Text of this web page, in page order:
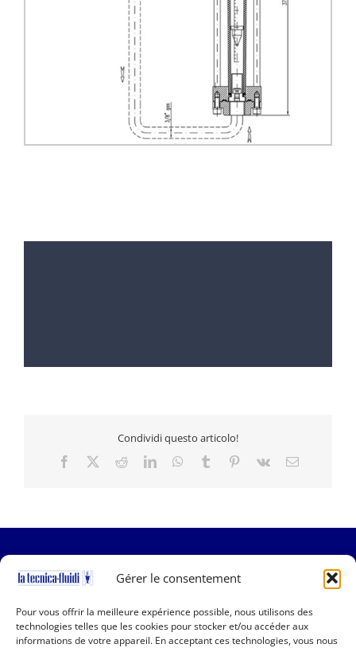
Gérer le consentement
Pour vous offrir la meilleure expérience possible, nous utilisons des
technologies telles que les cookies pour stocker et/ou accéder aux
informations de votre appareil. En acceptant ces technologies, vous nous
Condividi questo articolo!
Facebook RedditLinkedInWhatsApp
Tumblr Pinterest
Vk Email
Copyright 2019-2025 La Tecnica Fluidi | All Rights